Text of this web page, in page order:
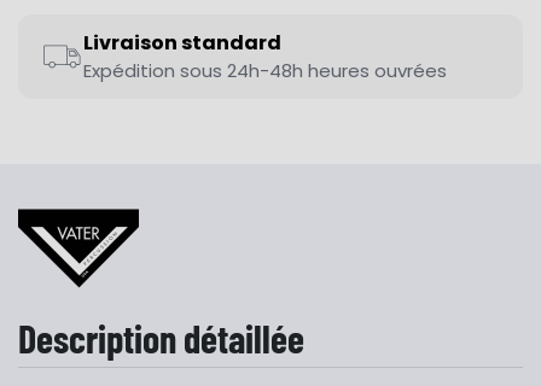
Livraison standard
Expédition sous 24h-48h heures ouvrées
Description détaillée